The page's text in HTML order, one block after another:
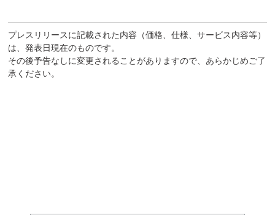
プレスリリースに記載された内容（価格、仕様、サービス内容等）
は、発表日現在のものです。
その後予告なしに変更されることがありますので、あらかじめご了
承ください。